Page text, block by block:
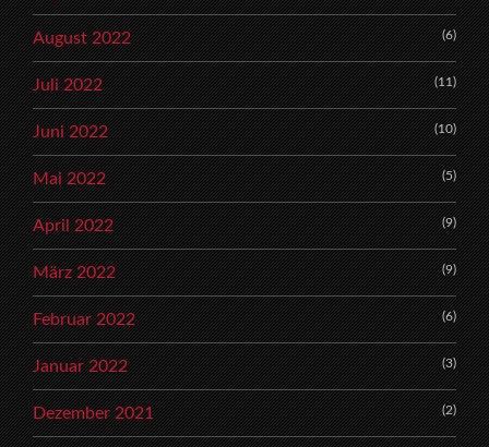
August 2022 (6)
Juli 2022 (11)
Juni 2022 (10)
Mai 2022 (5)
April 2022 (9)
März 2022 (9)
Februar 2022 (6)
Januar 2022 (3)
Dezember 2021 (2)